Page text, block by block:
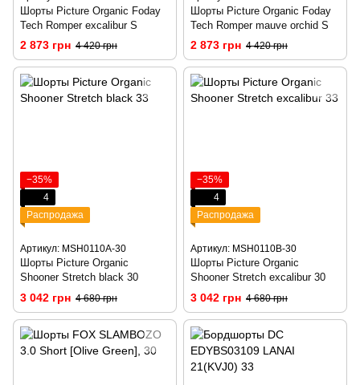
Шорты Picture Organic Foday
Tech Romper excalibur S
2 873 грн 4 420 грн
Шорты Picture Organic Foday
Tech Romper mauve orchid S
2 873 грн 4 420 грн
−35%
4
Распродажа
Артикул: MSH0110A-30
Шорты Picture Organic
Shooner Stretch black 30
3 042 грн 4 680 грн
−35%
4
Распродажа
Артикул: MSH0110B-30
Шорты Picture Organic
Shooner Stretch excalibur 30
3 042 грн 4 680 грн